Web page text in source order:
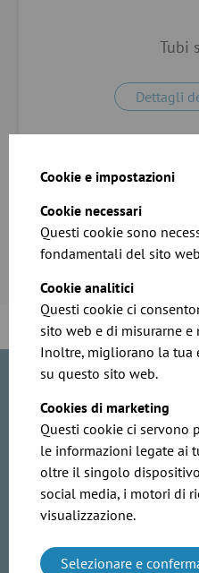
Cookie e impostazioni
Cookie necessari
Questi cookie sono
fondamentali del sito
Cookie analitici
Questi cookie ci
sito web e di misurarne e
Inoltre, migliorano la tua
su questo sito web.
Cookies di marketing
Questi cookie ci servono
le informazioni legate ai
oltre il singolo
social media, i motori di
visualizzazione.
Selezionare e
Tubi
Dettagli
Hai domande sui
nostri esperti di
di assisterti!